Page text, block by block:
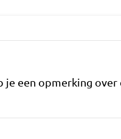
je een opmerking